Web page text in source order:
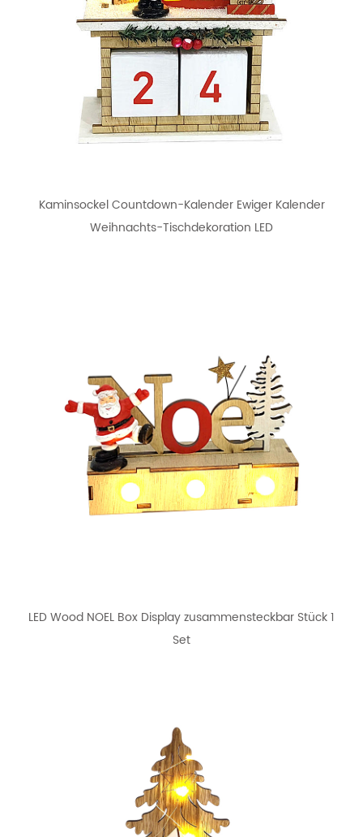
Kaminsockel Countdown-Kalender Ewiger Kalender
Weihnachts-Tischdekoration LED
LED Wood NOEL Box Display zusammensteckbar Stück 1
Set